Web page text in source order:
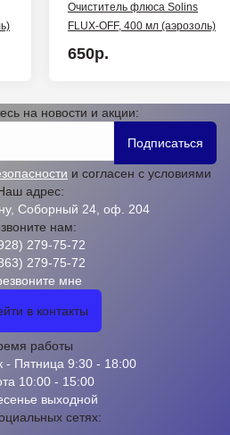
Очиститель флюса Solins
FLUX-OFF, 400 мл (аэрозоль)
650р.
на новости и акции:
Подписаться
и согласен с условиями
адрес:
Соборный 24, оф. 204
нам:
279-75-72
279-75-72
мне
в контакты
работы
- Пятница 9:30 - 18:00
10:00 - 15:00
выходной
сетях: